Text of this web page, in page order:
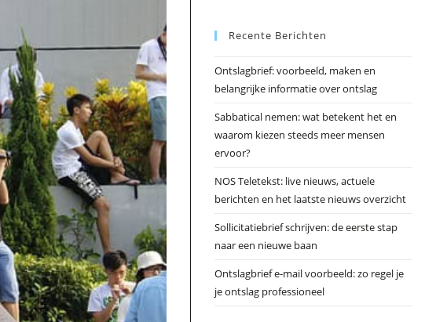
Recente Berichten
Ontslagbrief: voorbeeld, maken en
belangrijke informatie over ontslag
Sabbatical nemen: wat betekent het en
waarom kiezen steeds meer mensen
ervoor?
NOS Teletekst: live nieuws, actuele
berichten en het laatste nieuws overzicht
Sollicitatiebrief schrijven: de eerste stap
naar een nieuwe baan
Ontslagbrief e-mail voorbeeld: zo regel je
je ontslag professioneel